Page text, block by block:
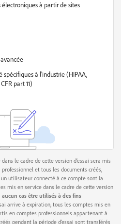
à partir de sites
à l’industrie (HIPAA,
part 11)
le cadre de cette version d’essai sera mis
et tous les documents créés,
utilisateur connecté à ce compte sont la
mis en service dans le cadre de cette version
cas être utilisés à des fins
arrive à expiration, tous les comptes mis en
en comptes professionnels appartenant à
pendant la période d’essai sont transférés